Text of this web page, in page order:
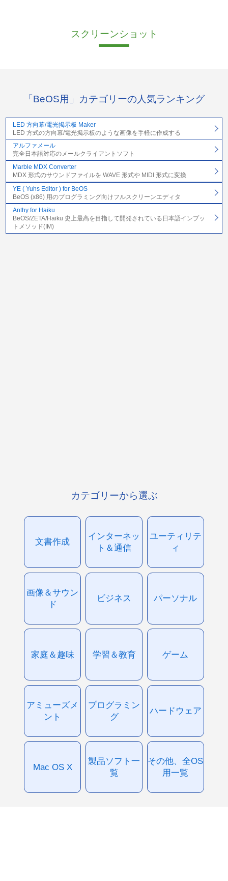
スクリーンショット
「BeOS用」カテゴリーの人気ランキング
LED 方向幕/電光掲示板 Maker
LED 方式の方向幕/電光掲示板のような画像を手軽に作成する
アルファメール
完全日本語対応のメールクライアントソフト
Marble MDX Converter
MDX 形式のサウンドファイルを WAVE 形式や MIDI 形式に変換
YE ( Yuhs Editor ) for BeOS
BeOS (x86) 用のプログラミング向けフルスクリーンエディタ
Anthy for Haiku
BeOS/ZETA/Haiku 史上最高を目指して開発されている日本語インプッ
トメソッド(IM)
カテゴリーから選ぶ
文書作成
インターネッ
ト＆通信
ユーティリテ
ィ
画像＆サウン
ド
ビジネス パーソナル
家庭＆趣味 学習＆教育 ゲーム
アミューズメ
ント
プログラミン
グ
ハードウェア
Mac OS X
製品ソフト一
覧
その他、全OS
用一覧